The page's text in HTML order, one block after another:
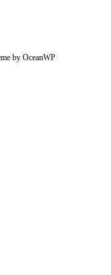
by OceanWP